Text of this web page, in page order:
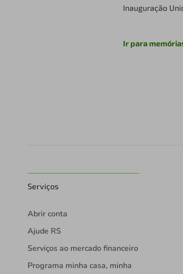
Inauguração
Ir para
Serviços
Abrir conta
Ajude RS
Serviços ao mercado financeiro
Programa minha casa, minha